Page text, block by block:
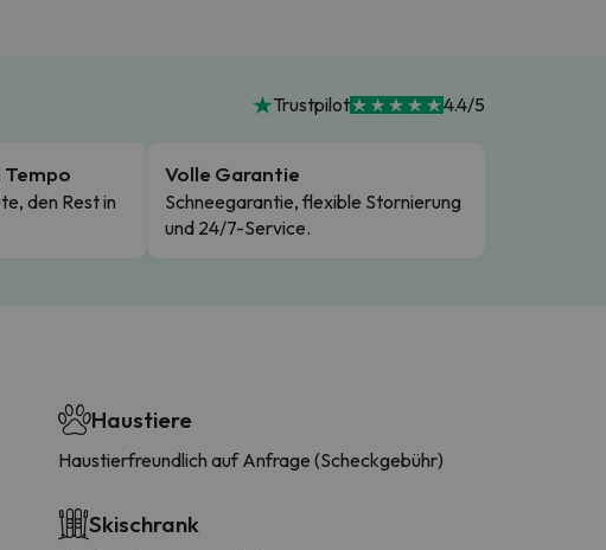
Trustpilot 4.4/5
Tempo
den Rest in
Volle Garantie
Schneegarantie, flexible Stornierung
und 24/7-Service.
Haustiere
Haustierfreundlich auf Anfrage (Scheckgebühr)
Skischrank